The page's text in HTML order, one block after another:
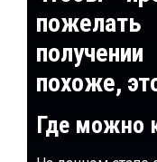
похоже,
Где можно